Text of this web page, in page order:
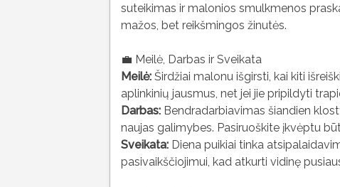
suteikimas ir malonios smulkmenos
mažos, bet reikšmingos žinutės.
💼 Meilė, Darbas ir Sveikata
Meilė:Širdžiai malonu išgirsti, kai kiti
aplinkinių jausmus, net jei jie pripildyti
Darbas:Bendradarbiavimas šiandien
naujas galimybes. Pasiruoškite įkvėptu
Sveikata:Diena puikiai tinka
pasivaikščiojimui, kad atkurti vidinę